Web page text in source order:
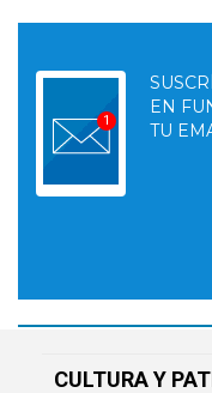
EN
TU
CULTURA Y